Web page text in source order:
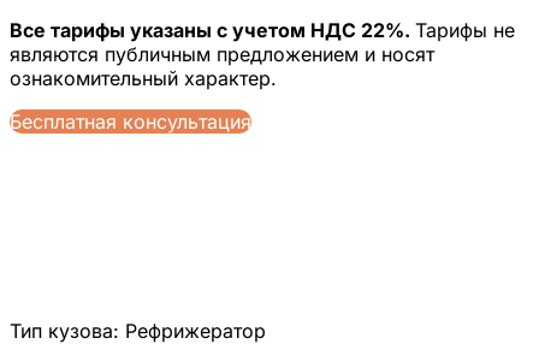
Все тарифы указаны с учетом НДС 22%. Тарифы не
являются публичным предложением и носят
ознакомительный характер.
Бесплатная консультация
Тип кузова: Рефрижератор